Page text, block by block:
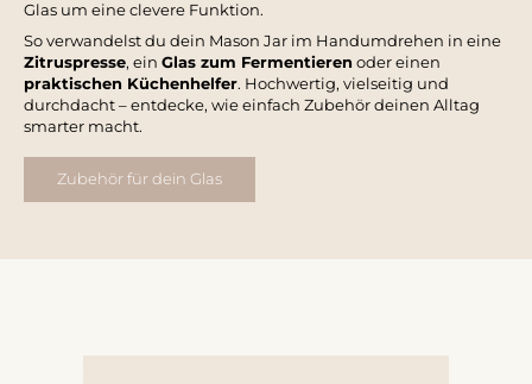
Glas um eine clevere Funktion.
So verwandelst du dein Mason Jar im Handumdrehen in eine
Zitruspresse, ein Glas zum Fermentieren oder einen
praktischen Küchenhelfer. Hochwertig, vielseitig und
durchdacht – entdecke, wie einfach Zubehör deinen Alltag
smarter macht.
Zubehör für dein Glas